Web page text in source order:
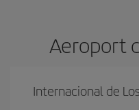
Aeroport
Internacional de